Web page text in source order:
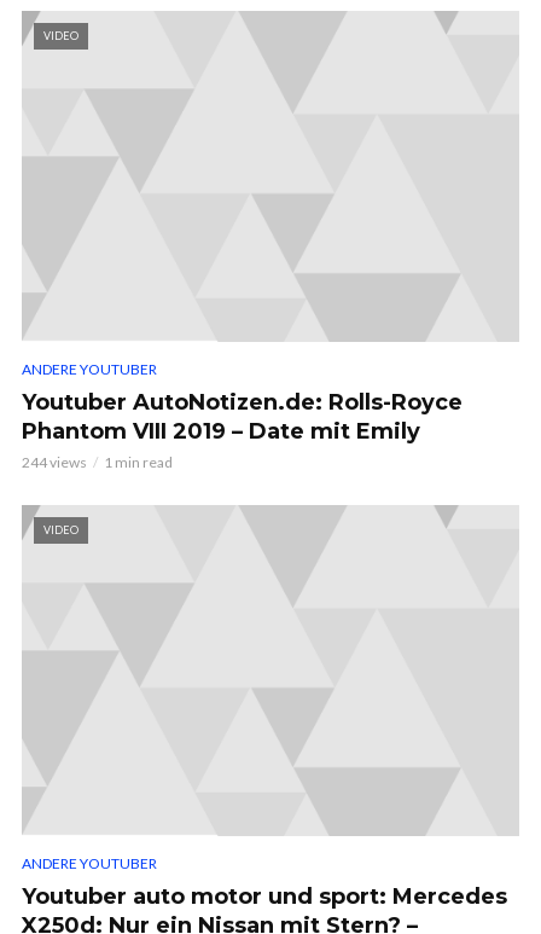
VIDEO
ANDERE YOUTUBER
Youtuber AutoNotizen.de: Rolls-Royce
Phantom VIII 2019 – Date mit Emily
244 views 1 min read
VIDEO
ANDERE YOUTUBER
Youtuber auto motor und sport: Mercedes
X250d: Nur ein Nissan mit Stern? –